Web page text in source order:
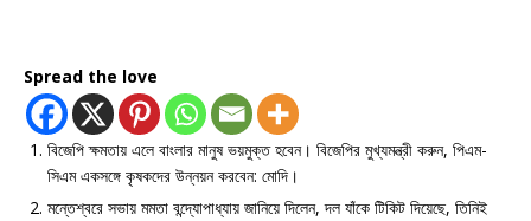
Spread the love
বিজেপি ক্ষমতায় এলে বাংলার মানুষ ভয়মুক্ত হবেন। বিজেপির মুখ্যমন্ত্রী করুন, পিএম-
সিএম একসঙ্গে কৃষকদের উন্নয়ন করবেন: মোদি।
মন্তেশ্বরে সভায় মমতা বন্দ্যোপাধ্যায় জানিয়ে দিলেন, দল যাঁকে টিকিট দিয়েছে, তিনিই